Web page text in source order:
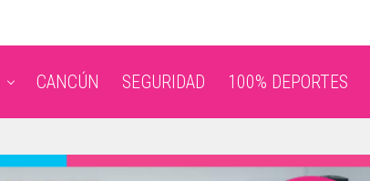
CANCÚN SEGURIDAD 100% DEPORTES